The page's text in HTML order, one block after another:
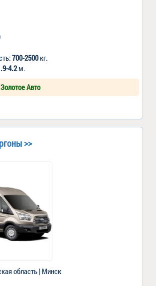
700-2500кг.
4.2м.
Авто
>>
область | Минск